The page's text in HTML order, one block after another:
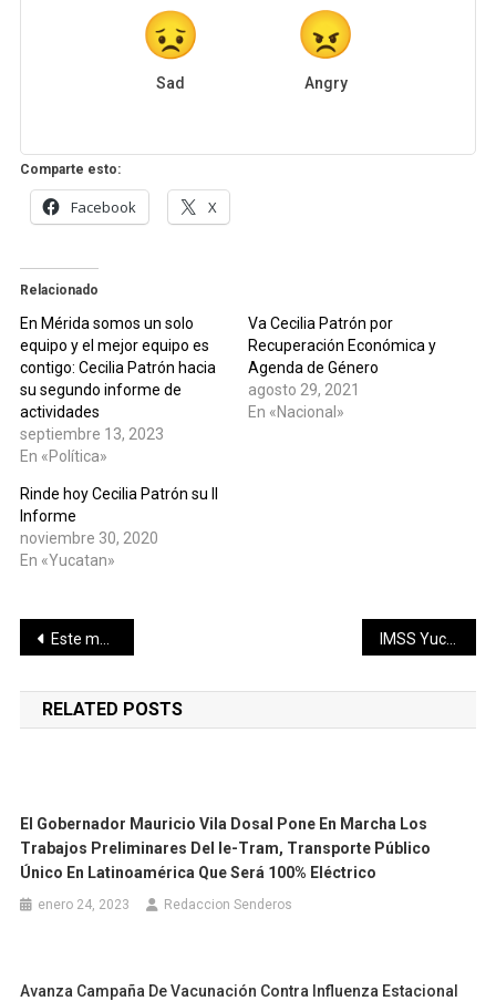
Sad Angry
Comparte esto:
Facebook X
Relacionado
En Mérida somos un solo
equipo y el mejor equipo es
contigo: Cecilia Patrón hacia
su segundo informe de
actividades
septiembre 13, 2023
En «Política»
Va Cecilia Patrón por
Recuperación Económica y
Agenda de Género
agosto 29, 2021
En «Nacional»
Rinde hoy Cecilia Patrón su II
Informe
noviembre 30, 2020
En «Yucatan»
Navegación
de
entradas
Este martes 16 de marzo inicia la cuarta y última jornada de pagos del programa “Yo respeto la veda de mero 2021”, reiteran a hombres de mar a ubicar su centro de pago
RELATED POSTS
El Gobernador Mauricio Vila Dosal Pone En Marcha Los
Trabajos Preliminares Del Ie-Tram, Transporte Público
Único En Latinoamérica Que Será 100% Eléctrico
enero 24, 2023 Redaccion Senderos
Avanza Campaña De Vacunación Contra Influenza Estacional